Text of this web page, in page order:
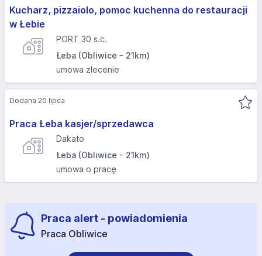
Kucharz, pizzaiolo, pomoc kuchenna do restauracji
w Łebie
PORT 30 s.c.
Łeba (Obliwice - 21km)
umowa zlecenie
Praca Łeba kasjer/sprzedawca
Dakato
Łeba (Obliwice - 21km)
umowa o pracę
Dodana 20 lipca
Praca alert - powiadomienia
Praca Obliwice